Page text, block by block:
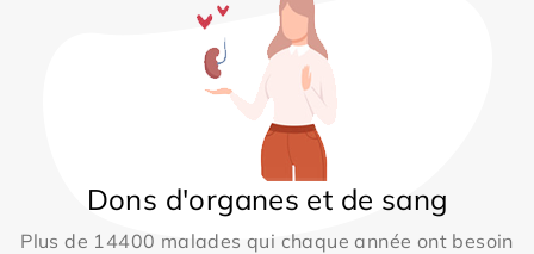
Dons d'organes et de sang
Plus de 14400 malades qui chaque année ont besoin